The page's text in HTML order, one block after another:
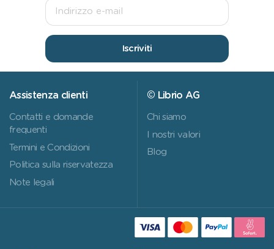
Iscriviti
Assistenza clienti
Contatti e domande
frequenti
Termini e Condizioni
Politica sulla riservatezza
Note legali
© Librio AG
Chi siamo
I nostri valori
Blog